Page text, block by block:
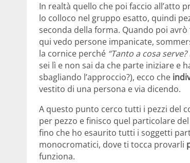
In realtà quello che poi faccio all’atto
lo colloco nel gruppo esatto, quindi
seconda della forma. Quando poi avrò
qui vedo persone impanicate,
la cornice perché “Tanto a cosa
sei lì e non sai da che parte iniziare e
sbagliando l’approccio?), ecco che
vestito di una persona e via dicendo.
A questo punto cerco tutti i pezzi del
per pezzo e finisco quel particolare
fino che ho esaurito tutti i soggetti
monocromatici, dove ti tocca provarli
funziona.